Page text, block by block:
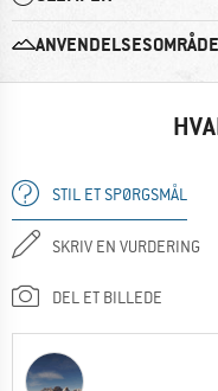
ANVENDELSESOMRÅDE
STIL ET SPØRGSMÅL
SKRIV EN VURDERING
DEL ET BILLEDE